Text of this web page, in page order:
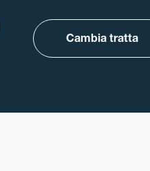
Cambia tratta